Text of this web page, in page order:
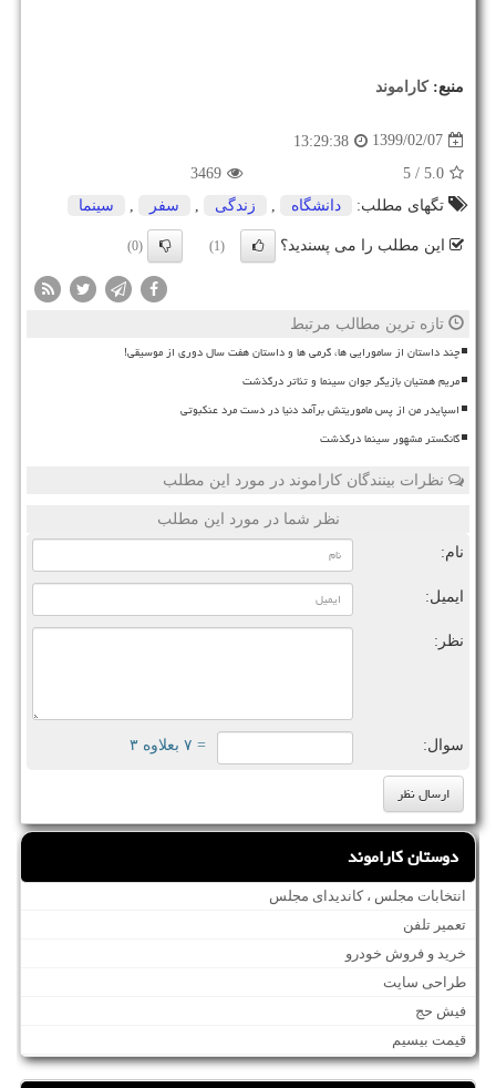
منبع:كاراموند
1399/02/07
13:29:38
5.0
/ 5
3469
تگهای مطلب:
دانشگاه زندگی سفر سینما
این مطلب را می پسندید؟ (1)
(0)
تازه ترین مطالب مرتبط
چند داستان از سامورایی ها، گرمی ها و داستان هفت سال دوری از موسیقی!
مریم همتیان بازیگر جوان سینما و تئاتر درگذشت
اسپایدر من از پس ماموریتش برآمد دنیا در دست مرد عنکبوتی
گانگستر مشهور سینما درگذشت
نظرات بینندگان کاراموند در مورد این مطلب
نظر شما در مورد این مطلب
نام:
ایمیل:
نظر:
سوال: = ۷ بعلاوه ۳
دوستان کاراموند
انتخابات مجلس ، کاندیدای مجلس
تعمیر تلفن
خرید و فروش خودرو
طراحی سایت
فیش حج
قیمت بیسیم